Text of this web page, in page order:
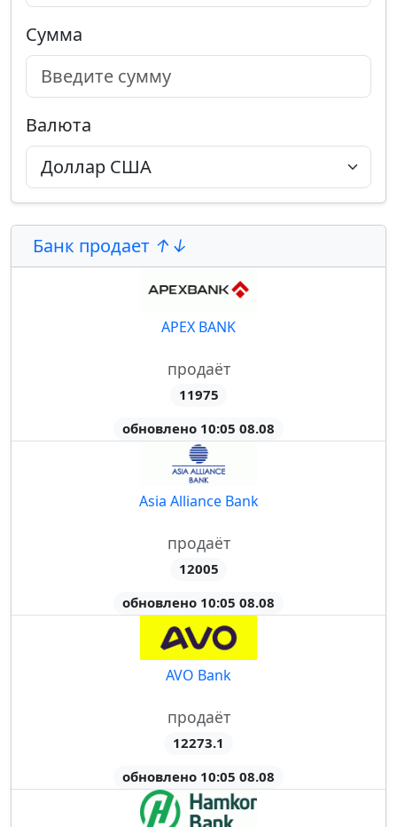
Сумма
Валюта
Банк продает
APEX BANK
продаёт
11975
обновлено 10:05 08.08
Asia Alliance Bank
продаёт
12005
обновлено 10:05 08.08
AVO Bank
продаёт
12273.1
обновлено 10:05 08.08